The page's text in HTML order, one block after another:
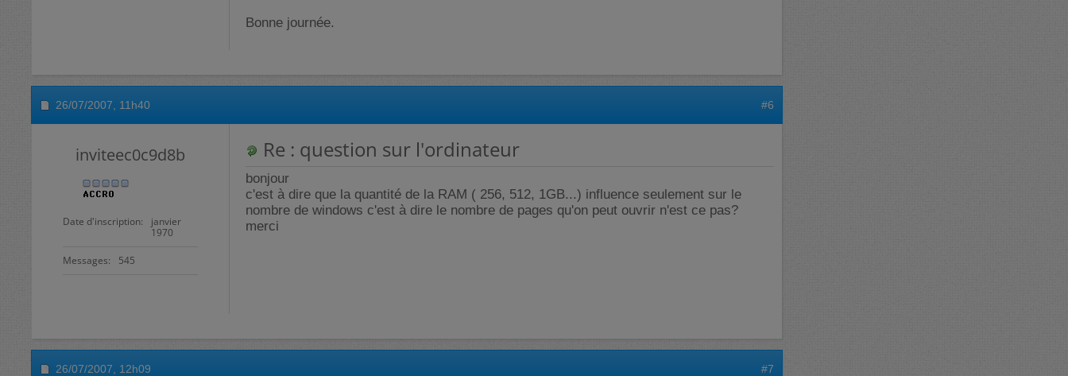
Bonne journée.
26/07/2007, 11h40 #6
inviteec0c9d8b
Date d'inscription
janvier
1970
Messages 545
Re : question sur l'ordinateur
bonjour
c'est à dire que la quantité de la RAM ( 256, 512, 1GB...) influence seulement sur le
nombre de windows c'est à dire le nombre de pages qu'on peut ouvrir n'est ce pas?
merci
26/07/2007, 12h09 #7